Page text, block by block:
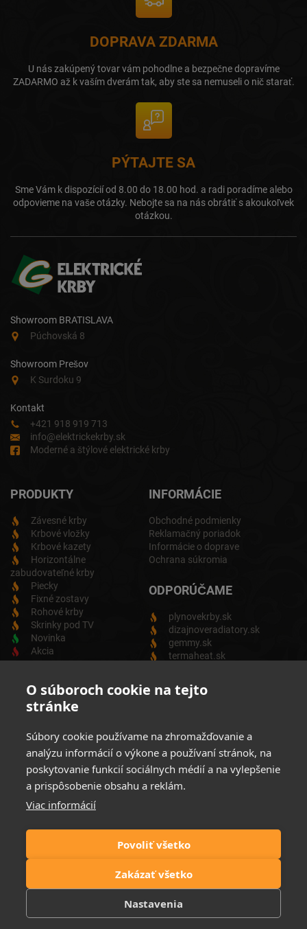
O súboroch cookie na tejto
stránke
Súbory cookie používame na zhromažďovanie a
analýzu informácií o výkone a používaní stránok, na
poskytovanie funkcií sociálnych médií a na vylepšenie
a prispôsobenie obsahu a reklám.
Viac informácií
Povoliť všetko
Zakázať všetko
Nastavenia
DOPRAVA ZDARMA
U nás zakúpený tovar vám pohodlne a bezpečne dopravíme
ZADARMO až k vaším dverám tak, aby ste sa nemuseli o nič starať.
PÝTAJTE SA
Sme Vám k dispozícií od 8.00 do 18.00 hod. a radi poradíme alebo
odpovieme na vaše otázky. Nebojte sa na nás obrátiť s akoukoľvek
otázkou.
Showroom BRATISLAVA
Púchovská 8
Showroom Prešov
K Surdoku 9
Kontakt
+421 918 919 713
info@elektrickekrby.sk
Moderné a štýlové elektrické krby
PRODUKTY
Závesné krby
Krbové vložky
Krbové kazety
Horizontálne
zabudovateľné krby
Piecky
Fixné zostavy
Rohové krby
Skrinky pod TV
Novinka
Akcia
INFORMÁCIE
Obchodné podmienky
Reklamačný poriadok
Informácie o doprave
Ochrana súkromia
ODPORÚČAME
plynovekrby.sk
dizajnoveradiatory.sk
gemmy.sk
termaheat.sk
ODBER NEWSLETTRA
Zadajte svoju e-mailovú adresu a budete vždy informovaný o
Elektrických produktov.
Súhlasim so spracovaním osobných údajov